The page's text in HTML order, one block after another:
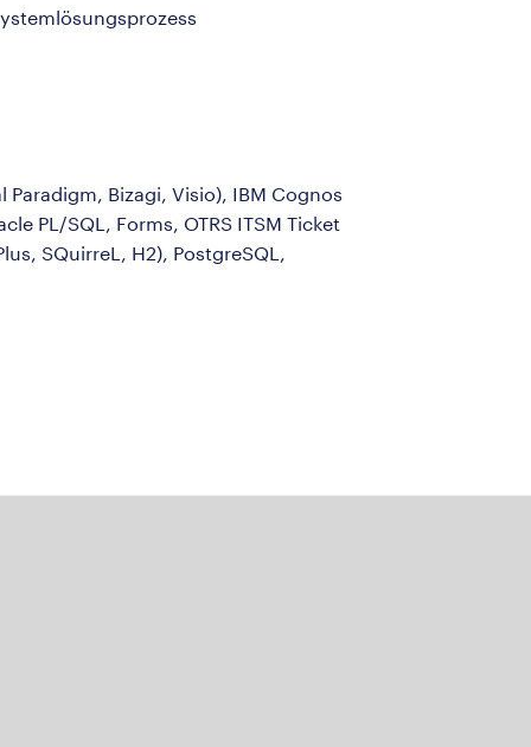
Bizagi, Visio), IBM Cognos
PL/SQL, Forms, OTRS ITSM Ticket
SQuirreL, H2), PostgreSQL,